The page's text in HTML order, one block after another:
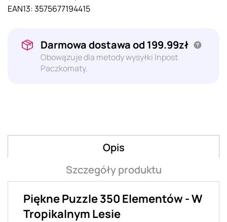
EAN13:3575677194415
Darmowa dostawa od 199.99zł
Obowązuje dla metody wysyłki Inpost
Paczkomaty.
Opis
Szczegóły produktu
Piękne Puzzle 350 Elementów - W
Tropikalnym Lesie